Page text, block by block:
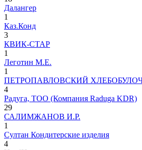
Далангер
1
Каз.Конд
3
КВИК-СТАР
1
Леготин М.Е.
1
ПЕТРОПАВЛОВСКИЙ
4
Радуга, ТОО (Компания Raduga KDR)
29
САЛИМЖАНОВ И.Р.
1
Султан Кондитерские изделия
4